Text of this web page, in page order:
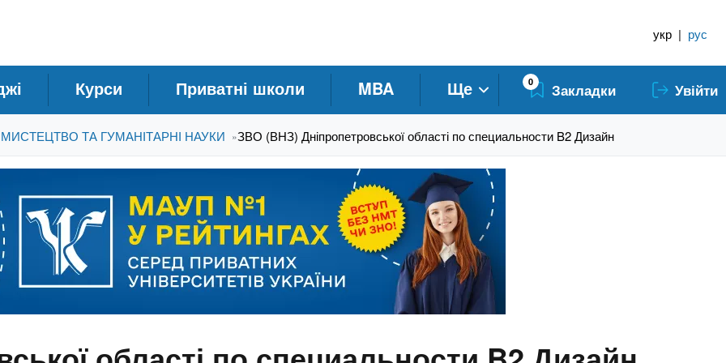
укр | рус
Курси Приватні школи MBA Ще 0 Закладки Увійти
МИСТЕЦТВО ТА ГУМАНІТАРНІ НАУКИ »ЗВО (ВНЗ) Дніпропетровської області по специальности B2 Дизайн